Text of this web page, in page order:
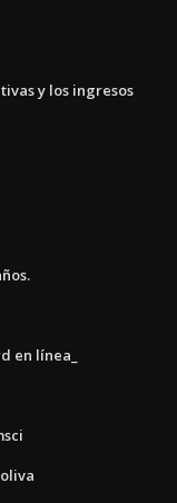
y los ingresos
en línea_